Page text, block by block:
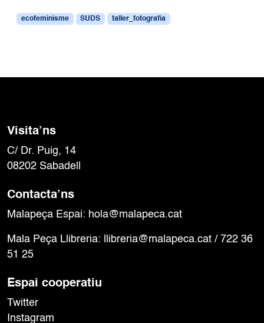
ecofeminisme SUDS taller_fotografia
Visita’ns
C/ Dr. Puig, 14
08202 Sabadell
Contacta’ns
Malapeça Espai: hola@malapeca.cat
Mala Peça Llibreria: llibreria@malapeca.cat / 722 36
51 25
Espai cooperatiu
Twitter
Instagram